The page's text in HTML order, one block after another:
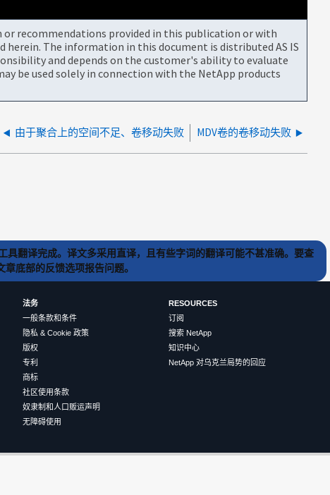
recommendations provided in this publication or with
The information in this document is distributed AS IS
and depends on the customer's ability to evaluate
be used solely in connection with the NetApp products
由于聚合上的空间不足、卷移动失败 MDV卷的卷移动失败
翻译完成。译文多采用直译，且有些字词的翻译可能不甚准确。要查
底部的反馈选项报告问题。
法务
一般条款和条件
隐私 & Cookie 政策
版权
专利
商标
社区使用条款
奴隶制和人口贩运声明
无障碍使用
RESOURCES
订阅
搜索 NetApp
知识中心
NetApp 对乌克兰局势的回应